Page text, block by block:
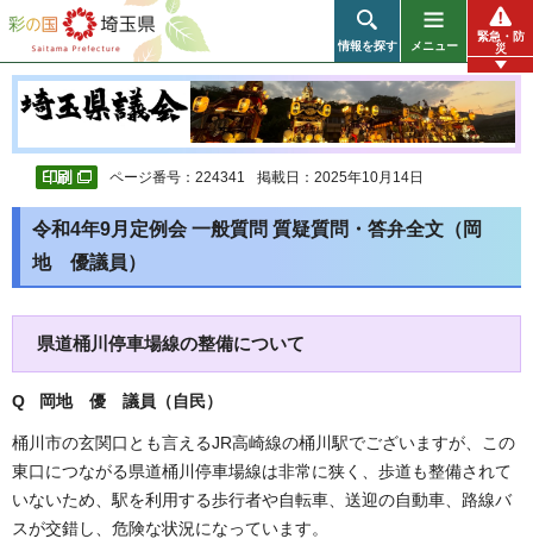
彩の国 埼玉県
情報を探す メニュー
緊急・防
災
ページ番号：224341 掲載日：2025年10月14日
令和4年9月定例会 一般質問 質疑質問・答弁全文（岡
地 優議員）
県道桶川停車場線の整備について
Q 岡地 優 議員（自民）
桶川市の玄関口とも言えるJR高崎線の桶川駅でございますが、この
東口につながる県道桶川停車場線は非常に狭く、歩道も整備されて
いないため、駅を利用する歩行者や自転車、送迎の自動車、路線バ
スが交錯し、危険な状況になっています。